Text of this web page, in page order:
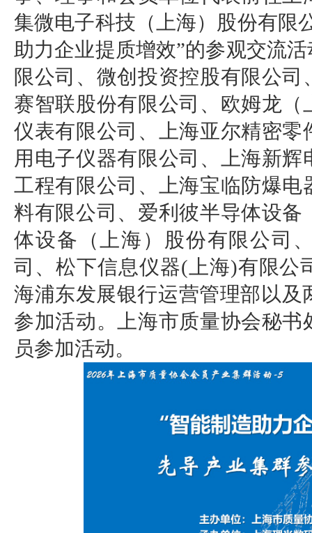
集微电子科技（上海）股份有限
助力企业提质增效”的参观交流
限公司、微创投资控股有限公
赛智联股份有限公司、欧姆龙
仪表有限公司、上海亚尔精密
用电子仪器有限公司、上海新
工程有限公司、上海宝临防爆
料有限公司、爱利彼半导体设
体设备（上海）股份有限公司
司、松下信息仪器(上海)有限公
海浦东发展银行运营管理部以及
参加活动。上海市质量协会秘
员参加活动。